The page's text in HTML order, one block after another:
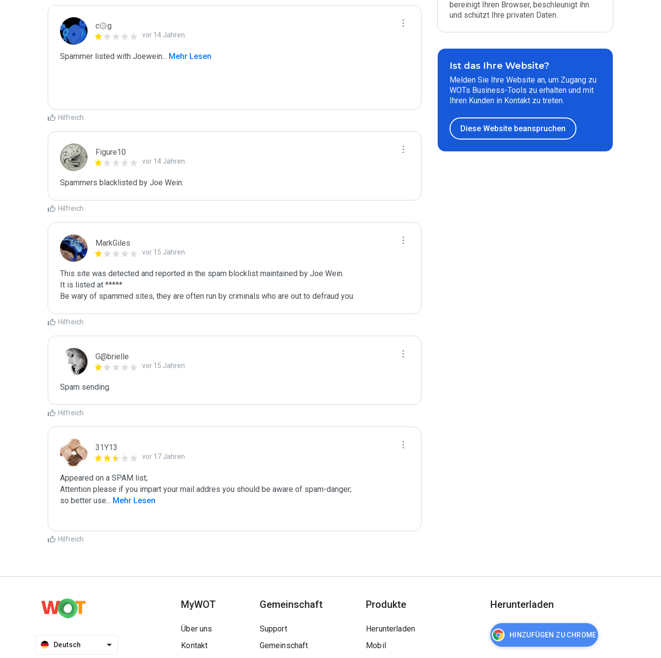
c۞g
vor 14 Jahren
Spammer listed with Joewein ... Mehr Lesen
Hilfreich
Figure10
vor 14 Jahren
Spammers blacklisted by Joe Wein.
Hilfreich
MarkGiles
vor 15 Jahren
This site was detected and reported in the spam blocklist maintained by Joe Wein.
It is listed at *****
Be wary of spammed sites, they are often run by criminals who are out to defraud you.
Hilfreich
G@brielle
vor 15 Jahren
Spam sending.
Hilfreich
31Y13
vor 17 Jahren
Appeared on a SPAM list;
Attention please if you impart your mail addres you should be aware of spam-danger;
so better use... Mehr Lesen
Hilfreich
bereinigt Ihren Browser, beschleunigt ihn
und schützt Ihre privaten Daten.
Ist das Ihre Website?
Melden Sie Ihre Website an, um Zugang zu
WOTs Business-Tools zu erhalten und mit
Ihren Kunden in Kontakt zu treten.
Diese Website beanspruchen
Deutsch
MyWOT
Über uns
Kontakt
Gemeinschaft
Support
Gemeinschaft
Produkte
Herunterladen
Mobil
Herunterladen
HINZUFÜGEN ZU CHROME